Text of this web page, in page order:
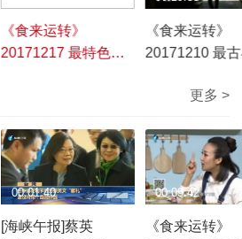
《食来运转》
20171217 最特色的
《食来运转》
20171210 最
更多 >
[海峡午报]蔡英
00:01:40
《食来运转》
00:09:42